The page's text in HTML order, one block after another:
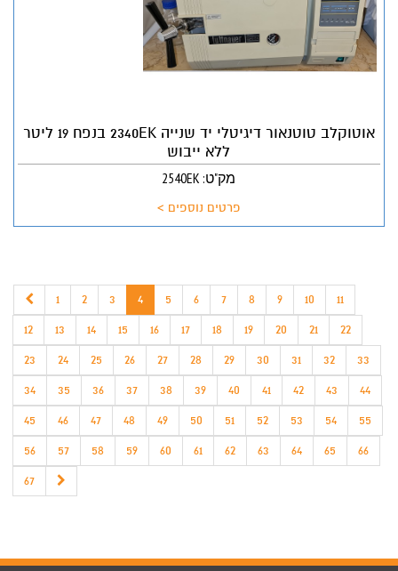
אוטוקלב טוטנאור דיגיטלי יד שנייה 2340EK בנפח 19 ליטר
ללא ייבוש
מק"ט: 2540EK
פרטים נוספים >
1 2 3 4 5 6 7 8 9 10
11
12
13 14 15 16 17 18 19 20 21
22
23
24 25 26 27 28 29 30 31 32
33
34
35 36 37 38 39 40 41 42 43
44
45
46 47 48 49 50 51 52 53 54
55
56
57 58 59 60 61 62 63 64 65
66
67